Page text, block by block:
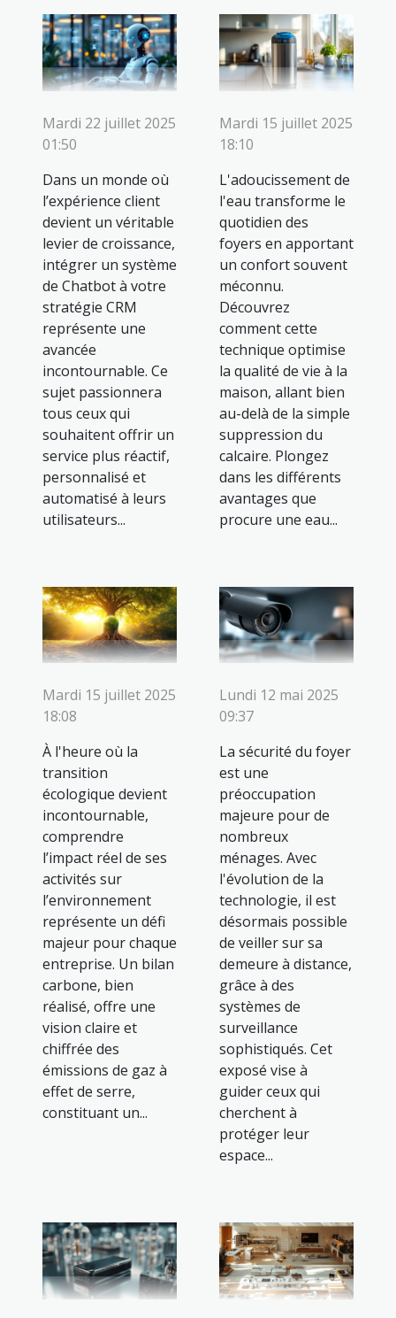
Mardi 22 juillet 2025
01:50
Dans un monde où
l’expérience client
devient un véritable
levier de croissance,
intégrer un système
de Chatbot à votre
stratégie CRM
représente une
avancée
incontournable. Ce
sujet passionnera
tous ceux qui
souhaitent offrir un
service plus réactif,
personnalisé et
automatisé à leurs
utilisateurs...
Mardi 15 juillet 2025
18:10
L'adoucissement de
l'eau transforme le
quotidien des
foyers en apportant
un confort souvent
méconnu.
Découvrez
comment cette
technique optimise
la qualité de vie à la
maison, allant bien
au-delà de la simple
suppression du
calcaire. Plongez
dans les différents
avantages que
procure une eau...
Mardi 15 juillet 2025
18:08
À l'heure où la
transition
écologique devient
incontournable,
comprendre
l’impact réel de ses
activités sur
l’environnement
représente un défi
majeur pour chaque
entreprise. Un bilan
carbone, bien
réalisé, offre une
vision claire et
chiffrée des
émissions de gaz à
effet de serre,
constituant un...
Lundi 12 mai 2025
09:37
La sécurité du foyer
est une
préoccupation
majeure pour de
nombreux
ménages. Avec
l'évolution de la
technologie, il est
désormais possible
de veiller sur sa
demeure à distance,
grâce à des
systèmes de
surveillance
sophistiqués. Cet
exposé vise à
guider ceux qui
cherchent à
protéger leur
espace...